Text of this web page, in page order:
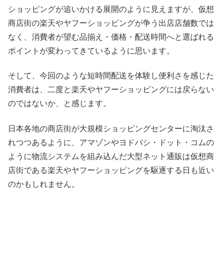
ショッピングが追いかける展開のように見えますが、仮想
商店街の楽天やヤフーショッピングが争う出店店舗数では
なく、消費者が望む品揃え・価格・配送時間へと選ばれる
ポイントが変わってきているように思います。
そして、今回のような短時間配送を体験し便利さを感じた
消費者は、二度と楽天やヤフーショッピングには戻らない
のではないか、と感じます。
日本各地の商店街が大規模ショッピングセンターに淘汰さ
れつつあるように、アマゾンやヨドバシ・ドット・コムの
ように物流システムを組み込んだ大型ネット通販は仮想商
店街である楽天やヤフーショッピングを駆逐する日も近い
のかもしれません。